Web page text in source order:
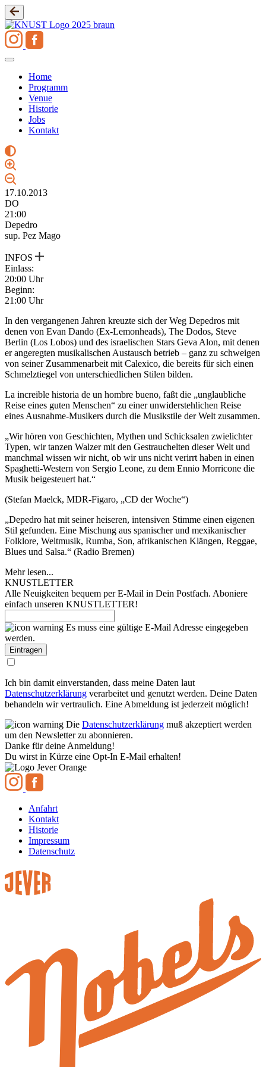
Zum
Inhalt
springen
Home
Programm
Venue
Historie
Jobs
Kontakt
17.10.2013
DO
21:00
Depedro
sup. Pez Mago
INFOS
Einlass:
20:00 Uhr
Beginn:
21:00 Uhr
In den vergangenen Jahren kreuzte sich der Weg Depedros mit
denen von Evan Dando (Ex-Lemonheads), The Dodos, Steve
Berlin (Los Lobos) und des israelischen Stars Geva Alon, mit denen
er angeregten musikalischen Austausch betrieb – ganz zu schweigen
von seiner Zusammenarbeit mit Calexico, die bereits für sich einen
Schmelztiegel von unterschiedlichen Stilen bilden.
La increible historia de un hombre bueno, faßt die „unglaubliche
Reise eines guten Menschen“ zu einer unwiderstehlichen Reise
eines Ausnahme-Musikers durch die Musikstile der Welt zusammen.
„Wir hören von Geschichten, Mythen und Schicksalen zwielichter
Typen, wir tanzen Walzer mit den Gestrauchelten dieser Welt und
manchmal wissen wir nicht, ob wir uns nicht verirrt haben in einen
Spaghetti-Western von Sergio Leone, zu dem Ennio Morricone die
Musik beigesteuert hat.“
(Stefan Maelck, MDR-Figaro, „CD der Woche“)
„Depedro hat mit seiner heiseren, intensiven Stimme einen eigenen
Stil gefunden. Eine Mischung aus spanischer und mexikanischer
Folklore, Weltmusik, Rumba, Son, afrikanischen Klängen, Reggae,
Blues und Salsa.“ (Radio Bremen)
Mehr lesen...
KNUSTLETTER
Alle Neuigkeiten bequem per E-Mail in Dein Postfach. Aboniere
einfach unseren KNUSTLETTER!
Es muss eine gültige E-Mail Adresse eingegeben
werden.
Ich bin damit einverstanden, dass meine Daten laut
Datenschutzerklärung verarbeitet und genutzt werden. Deine Daten
behandeln wir vertraulich. Eine Abmeldung ist jederzeit möglich!
Die Datenschutzerklärung muß akzeptiert werden
um den Newsletter zu abonnieren.
Danke für deine Anmeldung!
Du wirst in Kürze eine Opt-In E-Mail erhalten!
Anfahrt
Kontakt
Historie
Impressum
Datenschutz